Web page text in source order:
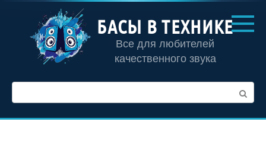
контенту
БАСЫ В ТЕХНИКЕ
Все для любителей
качественного звука